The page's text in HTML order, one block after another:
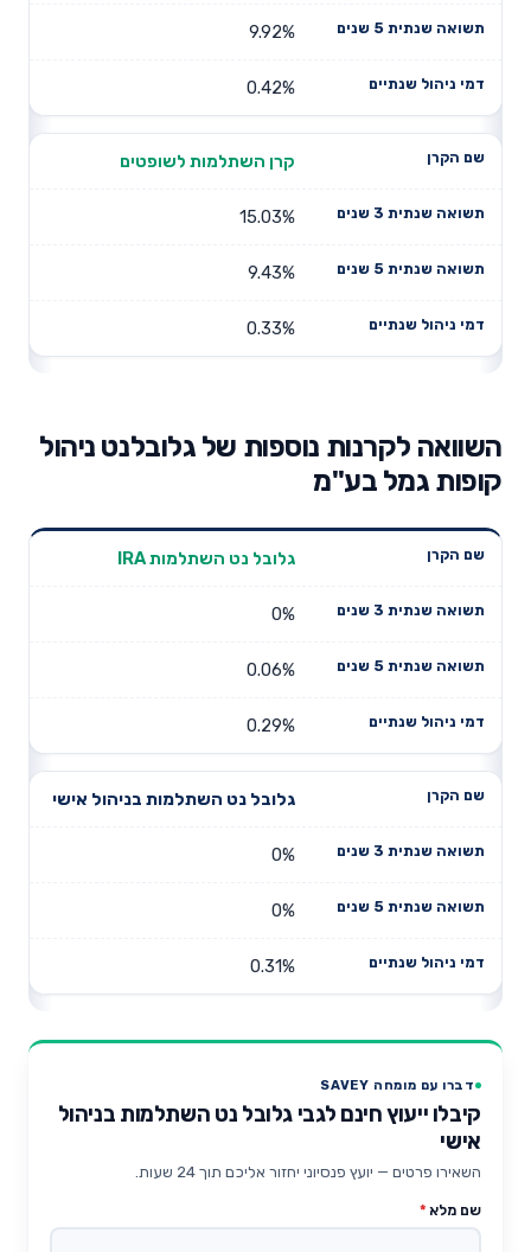
9.92%
0.42%
קרן השתלמות לשופטים
15.03%
9.43%
0.33%
השוואה לקרנות נוספות של גלובלנט ניהול
קופות גמל בע"מ
שנים
תשואה
גלובל נט השתלמות IRA
0%
0.06%
0.29%
גלובל נט השתלמות בניהול אישי
0%
0%
0.31%
דברו עם מומחה SAVEY
קיבלו ייעוץ חינם לגבי גלובל נט השתלמות בניהול
אישי
השאירו פרטים — יועץ פנסיוני יחזור אליכם תוך 24 שעות.
שם מלא *